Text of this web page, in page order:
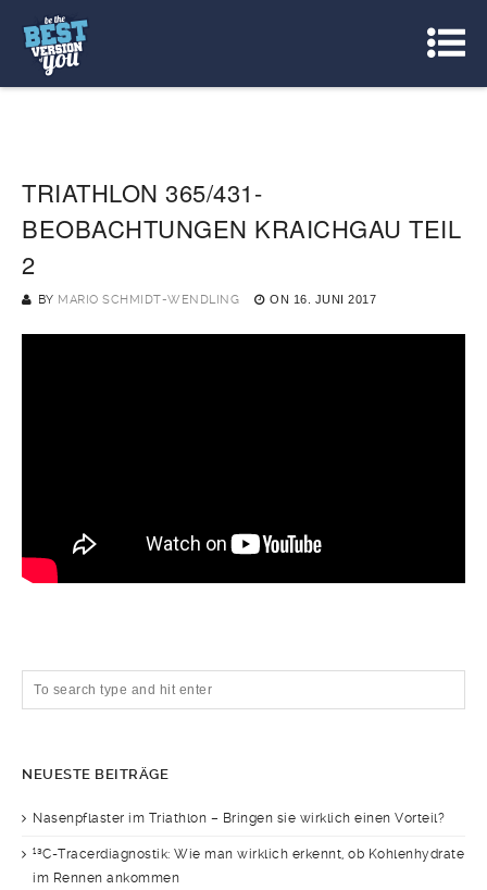
TRIATHLON 365/431-
BEOBACHTUNGEN KRAICHGAU TEIL
2
BY MARIO SCHMIDT-WENDLING ON 16. JUNI 2017
NEUESTE BEITRÄGE
Nasenpflaster im Triathlon – Bringen sie wirklich einen Vorteil?
¹³C-Tracerdiagnostik: Wie man wirklich erkennt, ob Kohlenhydrate
im Rennen ankommen